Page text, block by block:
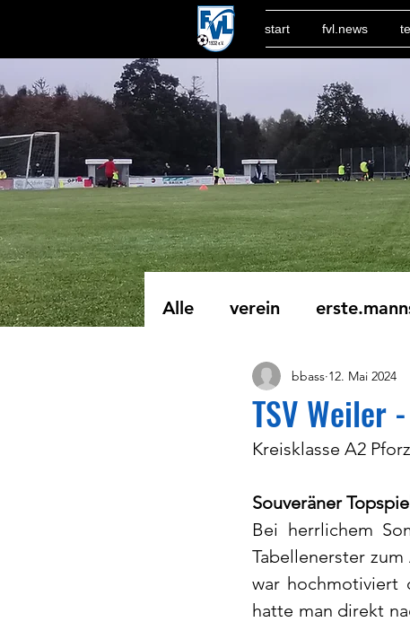
start fvl.news
Alle verein
TSV Weiler
bbass 12. Mai 2024
Kreisklasse A2
Souveräner
Bei herrlichem
Tabellenerster
war hochmotiviert
hatte man direkt